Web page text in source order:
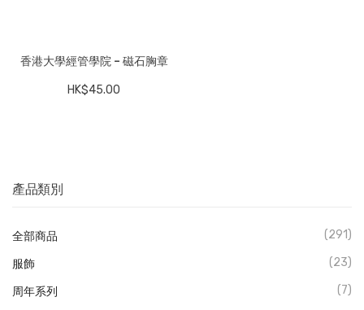
產品類別
全部商品 (291)
服飾 (23)
周年系列 (7)
香港大學經管學院 – 磁石胸章
HK$45.00